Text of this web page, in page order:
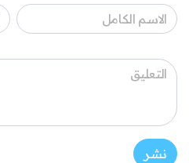
نشر